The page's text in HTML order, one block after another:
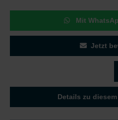
Mit
Jetzt
Details zu